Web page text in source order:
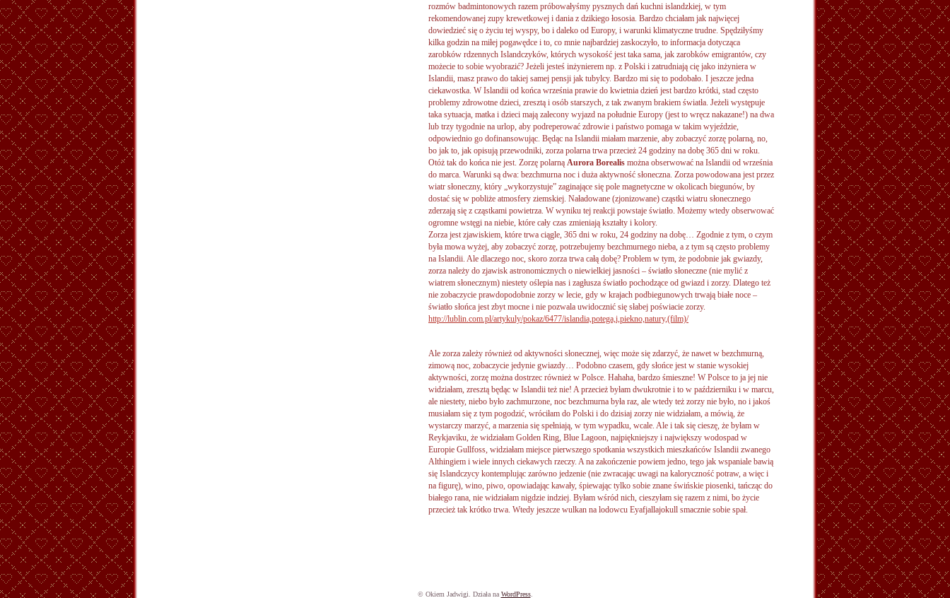
rozmów badmintonowych razem próbowałyśmy pysznych dań kuchni islandzkiej, w tym
rekomendowanej zupy krewetkowej i dania z dzikiego łososia. Bardzo chciałam jak najwięcej
dowiedzieć się o życiu tej wyspy, bo i daleko od Europy, i warunki klimatyczne trudne. Spędziłyśmy
kilka godzin na miłej pogawędce i to, co mnie najbardziej zaskoczyło, to informacja dotycząca
zarobków rdzennych Islandczyków, których wysokość jest taka sama, jak zarobków emigrantów, czy
możecie to sobie wyobrazić? Jeżeli jesteś inżynierem np. z Polski i zatrudniają cię jako inżyniera w
Islandii, masz prawo do takiej samej pensji jak tubylcy. Bardzo mi się to podobało. I jeszcze jedna
ciekawostka. W Islandii od końca września prawie do kwietnia dzień jest bardzo krótki, stad często
problemy zdrowotne dzieci, zresztą i osób starszych, z tak zwanym brakiem światła. Jeżeli występuje
taka sytuacja, matka i dzieci mają zalecony wyjazd na południe Europy (jest to wręcz nakazane!) na dwa
lub trzy tygodnie na urlop, aby podreperować zdrowie i państwo pomaga w takim wyjeździe,
odpowiednio go dofinansowując. Będąc na Islandii miałam marzenie, aby zobaczyć zorzę polarną, no,
bo jak to, jak opisują przewodniki, zorza polarna trwa przecież 24 godziny na dobę 365 dni w roku.
Otóż tak do końca nie jest. Zorzę polarną Aurora Borealis można obserwować na Islandii od września
do marca. Warunki są dwa: bezchmurna noc i duża aktywność słoneczna. Zorza powodowana jest przez
wiatr słoneczny, który „wykorzystuje” zaginające się pole magnetyczne w okolicach biegunów, by
dostać się w pobliże atmosfery ziemskiej. Naładowane (zjonizowane) cząstki wiatru słonecznego
zderzają się z cząstkami powietrza. W wyniku tej reakcji powstaje światło. Możemy wtedy obserwować
ogromne wstęgi na niebie, które cały czas zmieniają kształty i kolory.
Zorza jest zjawiskiem, które trwa ciągle, 365 dni w roku, 24 godziny na dobę… Zgodnie z tym, o czym
była mowa wyżej, aby zobaczyć zorzę, potrzebujemy bezchmurnego nieba, a z tym są często problemy
na Islandii. Ale dlaczego noc, skoro zorza trwa całą dobę? Problem w tym, że podobnie jak gwiazdy,
zorza należy do zjawisk astronomicznych o niewielkiej jasności – światło słoneczne (nie mylić z
wiatrem słonecznym) niestety oślepia nas i zagłusza światło pochodzące od gwiazd i zorzy. Dlatego też
nie zobaczycie prawdopodobnie zorzy w lecie, gdy w krajach podbiegunowych trwają białe noce –
światło słońca jest zbyt mocne i nie pozwala uwidocznić się słabej poświacie zorzy.
http://lublin.com.pl/artykuly/pokaz/6477/islandia,potega,i,piekno,natury,(film)/
Ale zorza zależy również od aktywności słonecznej, więc może się zdarzyć, że nawet w bezchmurną,
zimową noc, zobaczycie jedynie gwiazdy… Podobno czasem, gdy słońce jest w stanie wysokiej
aktywności, zorzę można dostrzec również w Polsce. Hahaha, bardzo śmieszne! W Polsce to ja jej nie
widziałam, zresztą będąc w Islandii też nie! A przecież byłam dwukrotnie i to w październiku i w marcu,
ale niestety, niebo było zachmurzone, noc bezchmurna była raz, ale wtedy też zorzy nie było, no i jakoś
musiałam się z tym pogodzić, wróciłam do Polski i do dzisiaj zorzy nie widziałam, a mówią, że
wystarczy marzyć, a marzenia się spełniają, w tym wypadku, wcale. Ale i tak się cieszę, że byłam w
Reykjaviku, że widziałam Golden Ring, Blue Lagoon, najpiękniejszy i największy wodospad w
Europie Gullfoss, widziałam miejsce pierwszego spotkania wszystkich mieszkańców Islandii zwanego
Althingiem i wiele innych ciekawych rzeczy. A na zakończenie powiem jedno, tego jak wspaniale bawią
się Islandczycy kontemplując zarówno jedzenie (nie zwracając uwagi na kaloryczność potraw, a więc i
na figurę), wino, piwo, opowiadając kawały, śpiewając tylko sobie znane świńskie piosenki, tańcząc do
białego rana, nie widziałam nigdzie indziej. Byłam wśród nich, cieszyłam się razem z nimi, bo życie
przecież tak krótko trwa. Wtedy jeszcze wulkan na lodowcu Eyafjallajokull smacznie sobie spał.
© Okiem Jadwigi. Działa na WordPress.